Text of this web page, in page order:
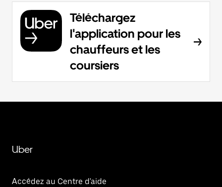
Téléchargez
l'application pour les
chauffeurs et les
coursiers
Uber
Accédez au Centre d'aide